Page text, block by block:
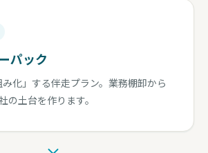
パック
化」する伴走プラン。業務棚卸から
の土台を作ります。